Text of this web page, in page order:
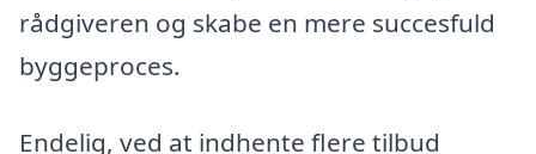
rådgiveren og skabe en mere succesfuld
byggeproces.
Endelig, ved at indhente flere tilbud